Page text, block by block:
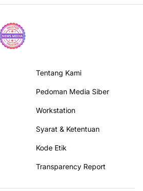
Tentang Kami
Pedoman Media Siber
Workstation
Syarat & Ketentuan
Kode Etik
Transparency Report